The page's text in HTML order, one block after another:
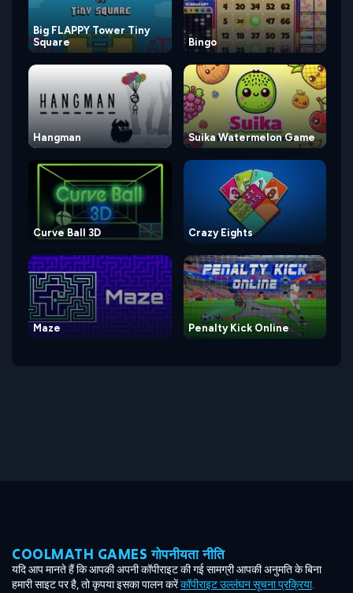
Big FLAPPY Tower Tiny
Square
Bingo
Hangman Suika Watermelon Game
Curve Ball 3D Crazy Eights
Maze Penalty Kick Online
COOLMATH GAMES गोपनीयता नीति
यदि आप मानते हैं कि आपकी अपनी कॉपीराइट की गई सामग्री आपकी अनुमति के बिना
हमारी साइट पर है, तो कृपया इसका पालन करेंकॉपीराइट उल्लंघन सूचना प्रक्रिया.